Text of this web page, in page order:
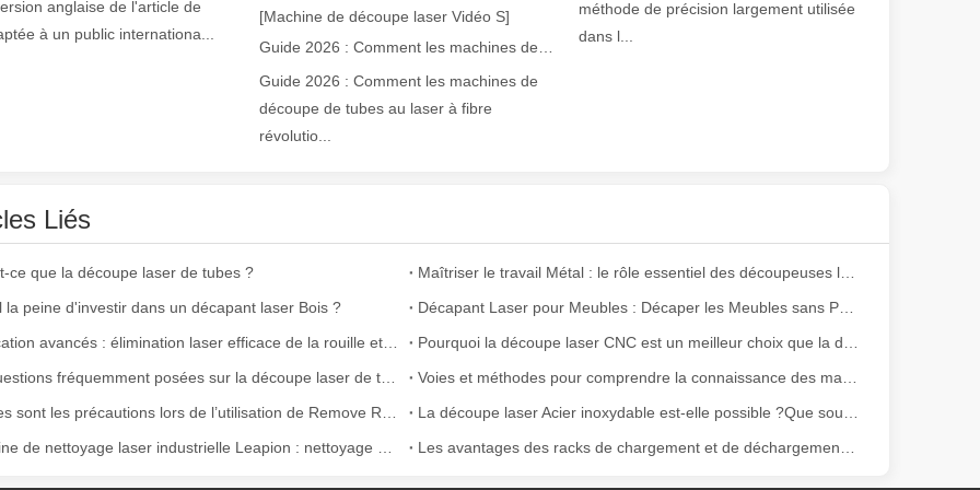
largement utilisée dans la fabrication du métal. Il peut couper une large gamme de matériaux avec une haute précision et peu de
anglaise de l'article de
à un public internationa...
[Machine de découpe laser Vidéo S]
Guide 2026 : Comment les machines de
découpe de tubes au laser à fibre
révolutio...
méthode de précision largement utilisée
dans l...
Liés
ce que la découpe laser de tubes ?
la peine d'investir dans un décapant laser Bois ?